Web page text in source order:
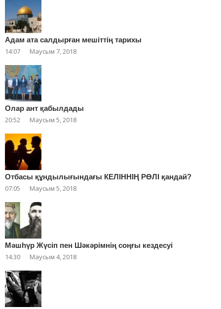
Адам ата салдырған мешіттің тарихы
14:07 Маусым 7, 2018
Олар ант қабылдады
20:52 Маусым 5, 2018
Отбасы құндылығындағы КЕЛІННІҢ РӨЛІ қандай?
07:05 Маусым 5, 2018
Мәшһүр Жүсіп пен Шәкәрімнің соңғы кездесуі
14:30 Маусым 4, 2018